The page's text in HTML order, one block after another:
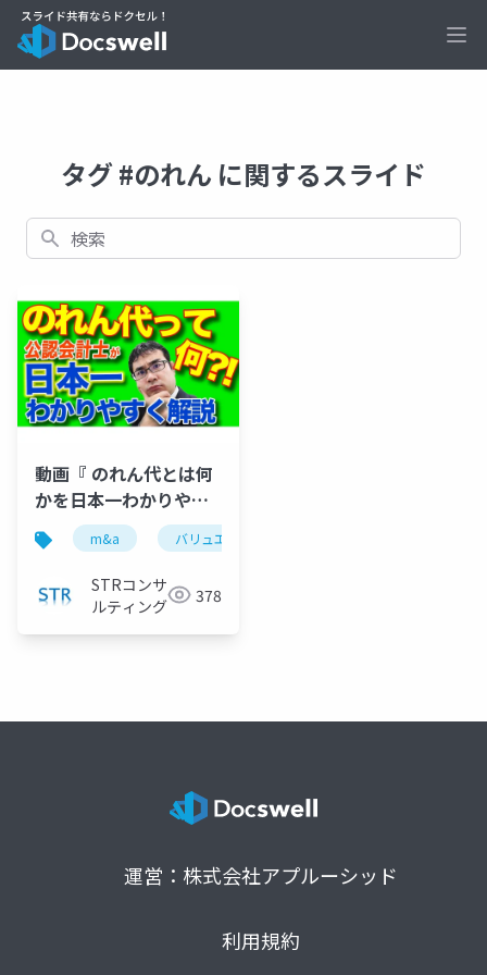
タグ #のれん に関するスライド
検索
動画『 のれん代とは何
かを日本一わかりやす
く解説！』で投影した
資料
m&a バリュエーション
STRコンサ
ルティング
378
運営：株式会社アプルーシッド
利用規約